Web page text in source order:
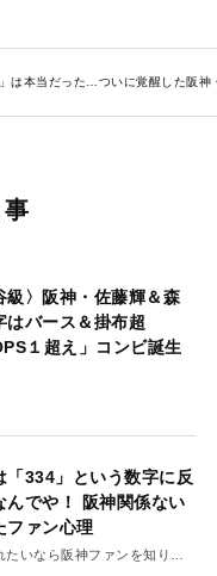
」は本当だった…ついに覚醒した阪
級〉阪神・佐藤輝＆森
はバース＆掛布超
１超え」コンビ誕生
「334」という数字に反
でや！ 阪神関係ない
ファン心理
たいなら阪神ファンを知りま